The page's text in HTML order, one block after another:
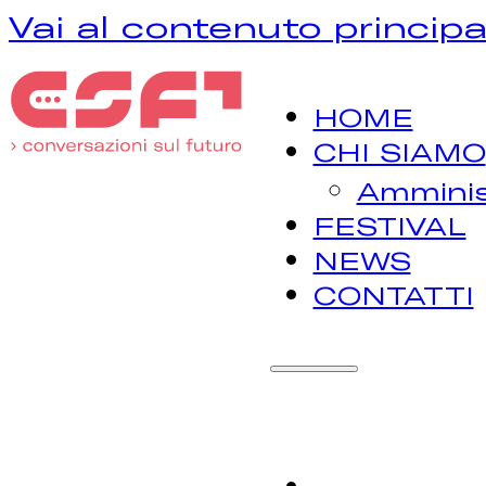
Vai al contenuto
HOME
CHI SIAMO
FESTIVAL
NEWS
CONTATTI